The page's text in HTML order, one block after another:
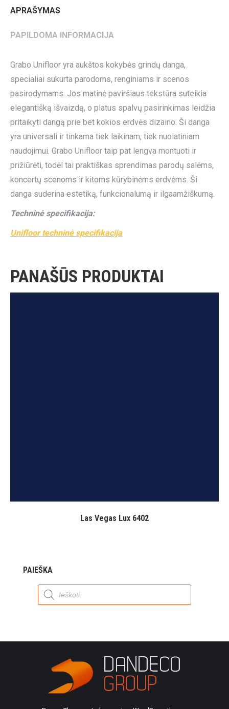
APRAŠYMAS
PAPILDOMA INFORMACIJA
Grabo Unifloor yra aukštos kokybės grindų danga,
specialiai sukurta parodoms, renginiams ir scenos
pasirodymams. Jos matinė paviršiaus tekstūra suteikia
elegantišką išvaizdą, o platus spalvų pasirinkimas leidžia
pritaikyti dangą prie bet kokios erdvės dizaino. Ši danga
yra universali ir tinkama tiek laikinam, tiek nuolatiniam
naudojimui. Grabo Unifloor taip pat lengva montuoti ir
prižiūrėti, todėl tai praktiškas sprendimas parodų salėms,
koncertų scenoms ir kitoms kūrybinėms erdvėms. Ši
danga suderina estetiką, funkcionalumą ir ilgaamžiškumą.
Techninė specifikacija:
Unifloor techninė specifikacija
PANAŠŪS PRODUKTAI
Las Vegas Lux 6402
PAIEŠKA
Products
search